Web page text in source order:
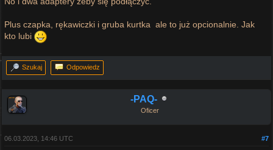
Plus czapka, rękawiczki i gruba kurtka ale to już opcionalnie. Jak
kto lubi
Szukaj Odpowiedz
-PAQ-
Oficer
#7
06.03.2023, 14:46 UTC